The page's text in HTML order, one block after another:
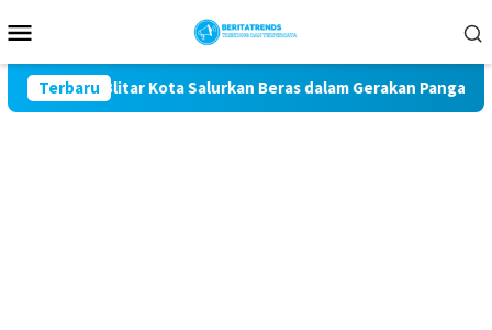
ke
Mobile
Terbaru
Blitar Kota Salurkan Beras dalam Gerakan Pangan Murah